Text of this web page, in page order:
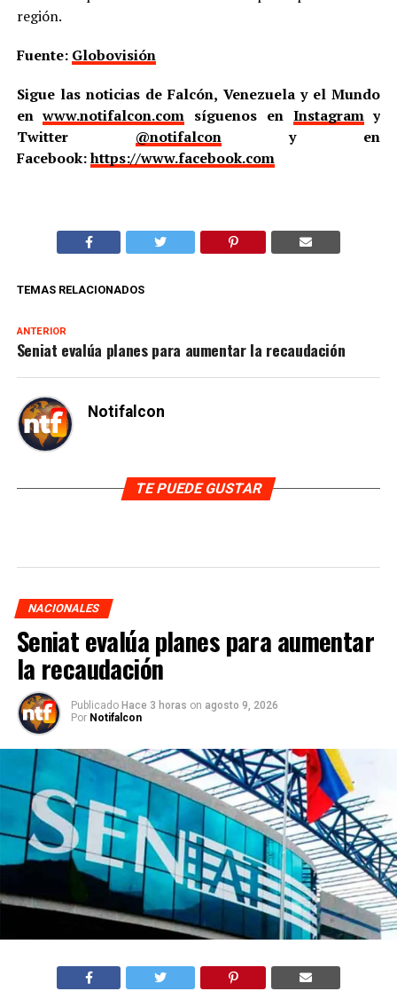
región.
Fuente: Globovisión
Sigue las noticias de Falcón, Venezuela y el Mundo
enwww.notifalcon.com síguenos en Instagramy
Twitter @notifalcony en
Facebook:https://www.facebook.com
TEMAS RELACIONADOS
ANTERIOR
Seniat evalúa planes para aumentar la recaudación
Notifalcon
TE PUEDE GUSTAR
NACIONALES
Seniat evalúa planes para aumentar
la recaudación
Publicado Hace 3 horas on agosto 9, 2026
Por Notifalcon